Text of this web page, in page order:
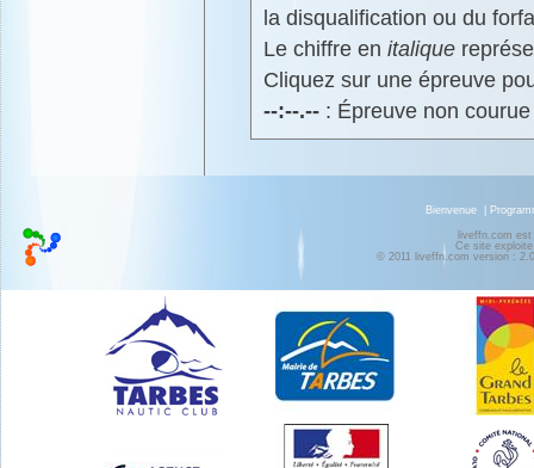
la disqualification ou du
Le chiffre en italique
Cliquez sur une épreuve
--:--.--: Épreuve non
Bienvenue
liveffn.com
Ce site
© 2011 liveffn.com version :